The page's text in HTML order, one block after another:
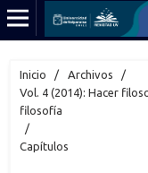
Inicio / Archivos
/
Vol. 4 (2014): Hacer
filosofía
/
Capítulos